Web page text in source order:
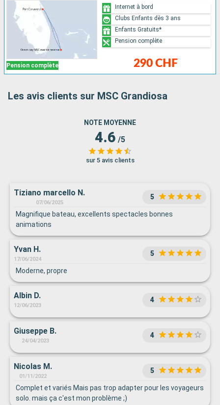
Pension complète 290 CHF
Internet à bord
Clubs Enfants dès 3 ans
Enfants Gratuits*
Pension complète
Les avis clients sur MSC Grandiosa
NOTE MOYENNE
4.6 /5
sur 5 avis clients
Tiziano marcello N.
07/06/2025
5
Magnifique bateau, excellents spectacles bonnes
animations
Yvan H.
17/06/2024
5
Moderne, propre
Albin D.
12/06/2023
4
Giuseppe B.
24/04/2023
4
Nicolas M.
01/11/2022
5
Complet et variés Mais pas trop adapter pour les voyageurs
solo. mais ça c'est mon problème ;)